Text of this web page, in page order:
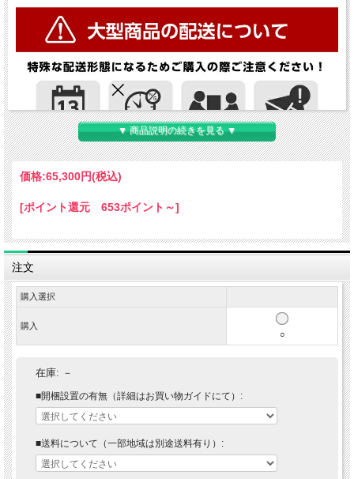
▼ 商品説明の続きを見る ▼
価格:65,300円(税込)
[ポイント還元 653ポイント～]
注文
購入選択
購入
○
在庫: －
■開梱設置の有無（詳細はお買い物ガイドにて）:
■送料について（一部地域は別途送料有り）: